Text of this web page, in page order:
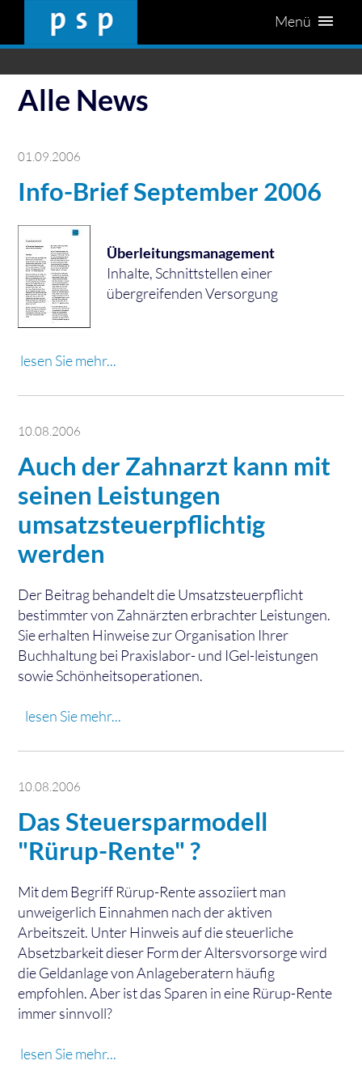
Menü
Alle News
01.09.2006
Info-Brief September 2006
Überleitungsmanagement
Inhalte, Schnittstellen einer
übergreifenden Versorgung
lesen Sie mehr...
10.08.2006
Auch der Zahnarzt kann mit
seinen Leistungen
umsatzsteuerpflichtig
werden
Der Beitrag behandelt die Umsatzsteuerpflicht
bestimmter von Zahnärzten erbrachter Leistungen.
Sie erhalten Hinweise zur Organisation Ihrer
Buchhaltung bei Praxislabor- und IGel-leistungen
sowie Schönheitsoperationen.
lesen Sie mehr...
10.08.2006
Das Steuersparmodell
"Rürup-Rente" ?
Mit dem Begriff Rürup-Rente assoziiert man
unweigerlich Einnahmen nach der aktiven
Arbeitszeit. Unter Hinweis auf die steuerliche
Absetzbarkeit dieser Form der Altersvorsorge wird
die Geldanlage von Anlageberatern häufig
empfohlen. Aber ist das Sparen in eine Rürup-Rente
immer sinnvoll?
lesen Sie mehr...